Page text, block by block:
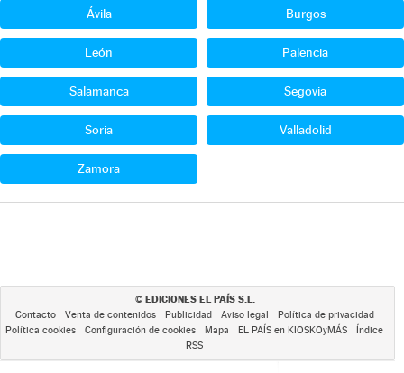
Ávila Burgos
León Palencia
Salamanca Segovia
Soria Valladolid
Zamora
© EDICIONES EL PAÍS S.L.
Contacto Venta de contenidos Publicidad Aviso legal
Política de privacidad
Política cookies
Configuración de cookies Mapa EL PAÍS en KIOSKOyMÁS
Índice
RSS